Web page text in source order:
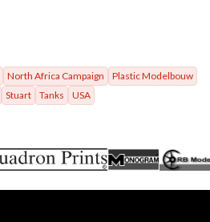
North Africa Campaign
Plastic Modelbouw
Stuart Tanks USA